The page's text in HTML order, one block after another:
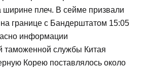
ширине плеч. В сейме призвали
на границе с Бандерштатом 15:05
информации
таможенной службы Китая
Корею поставлялось около